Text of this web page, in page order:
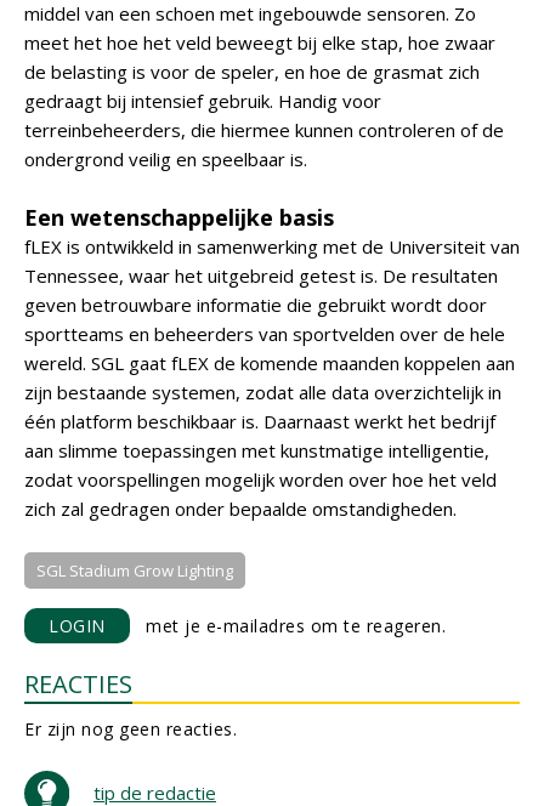
middel van een schoen met ingebouwde sensoren. Zo
meet het hoe het veld beweegt bij elke stap, hoe zwaar
de belasting is voor de speler, en hoe de grasmat zich
gedraagt bij intensief gebruik. Handig voor
terreinbeheerders, die hiermee kunnen controleren of de
ondergrond veilig en speelbaar is.
Een wetenschappelijke basis
fLEX is ontwikkeld in samenwerking met de Universiteit van
Tennessee, waar het uitgebreid getest is. De resultaten
geven betrouwbare informatie die gebruikt wordt door
sportteams en beheerders van sportvelden over de hele
wereld. SGL gaat fLEX de komende maanden koppelen aan
zijn bestaande systemen, zodat alle data overzichtelijk in
één platform beschikbaar is. Daarnaast werkt het bedrijf
aan slimme toepassingen met kunstmatige intelligentie,
zodat voorspellingen mogelijk worden over hoe het veld
zich zal gedragen onder bepaalde omstandigheden.
SGL Stadium Grow Lighting
LOGIN met je e-mailadres om te reageren.
REACTIES
Er zijn nog geen reacties.
tip de redactie